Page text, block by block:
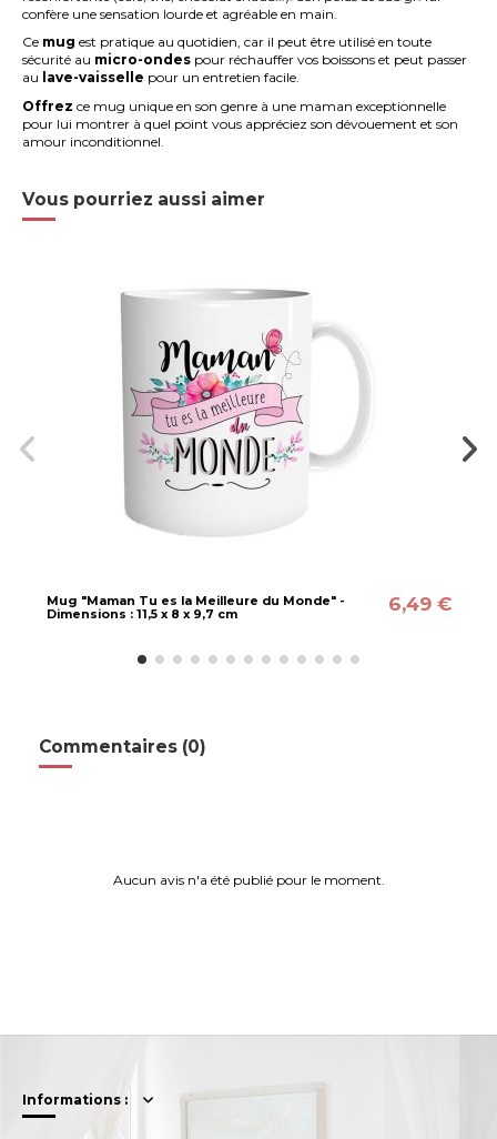
confère une sensation lourde et agréable en main.
Ce mug est pratique au quotidien, car il peut être utilisé en toute
sécurité au micro-ondes pour réchauffer vos boissons et peut passer
au lave-vaisselle pour un entretien facile.
Offrez ce mug unique en son genre à une maman exceptionnelle
pour lui montrer à quel point vous appréciez son dévouement et son
amour inconditionnel.
Vous pourriez aussi aimer
Mug "Maman Tu es la Meilleure du Monde" -
Dimensions : 11,5 x 8 x 9,7 cm
6,49 €
Commentaires (0)
Aucun avis n'a été publié pour le moment.
Informations :